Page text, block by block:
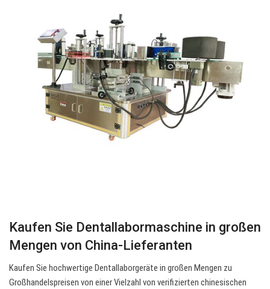
Kaufen Sie Dentallabormaschine in großen
Mengen von China-Lieferanten
Kaufen Sie hochwertige Dentallaborgeräte in großen Mengen zu
Großhandelspreisen von einer Vielzahl von verifizierten chinesischen